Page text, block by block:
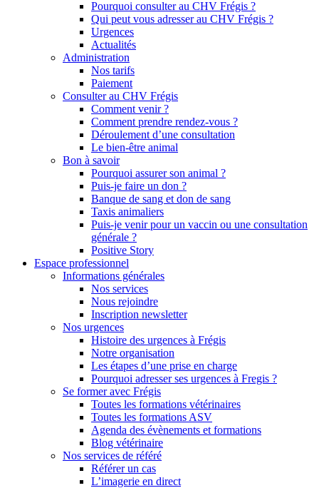
Pourquoi consulter au CHV Frégis ?
Qui peut vous adresser au CHV Frégis ?
Urgences
Actualités
Administration
Nos tarifs
Paiement
Consulter au CHV Frégis
Comment venir ?
Comment prendre rendez-vous ?
Déroulement d’une consultation
Le bien-être animal
Bon à savoir
Pourquoi assurer son animal ?
Puis-je faire un don ?
Banque de sang et don de sang
Taxis animaliers
Puis-je venir pour un vaccin ou une consultation
générale ?
Positive Story
Espace professionnel
Informations générales
Nos services
Nous rejoindre
Inscription newsletter
Nos urgences
Histoire des urgences à Frégis
Notre organisation
Les étapes d’une prise en charge
Pourquoi adresser ses urgences à Fregis ?
Se former avec Frégis
Toutes les formations vétérinaires
Toutes les formations ASV
Agenda des évènements et formations
Blog vétérinaire
Nos services de référé
Référer un cas
L’imagerie en direct